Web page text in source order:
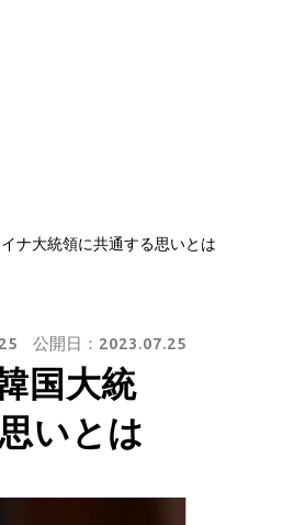
ナ大統領に共通する思いとは
国大統
いとは
公開日： 2023.07.25